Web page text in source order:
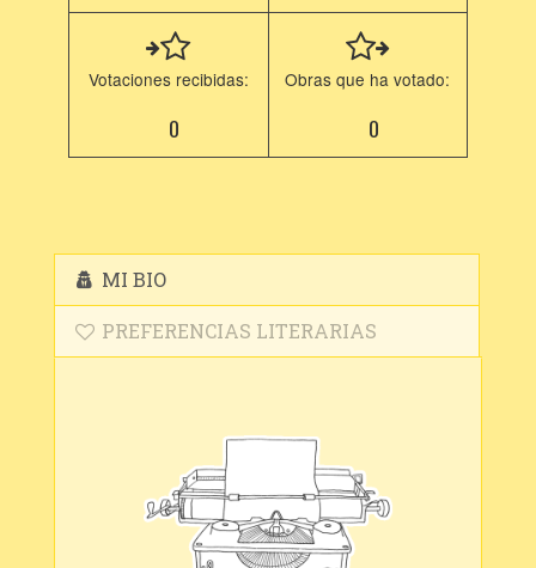
Votaciones recibidas:
0
Obras que ha votado:
0
MI BIO
PREFERENCIAS LITERARIAS